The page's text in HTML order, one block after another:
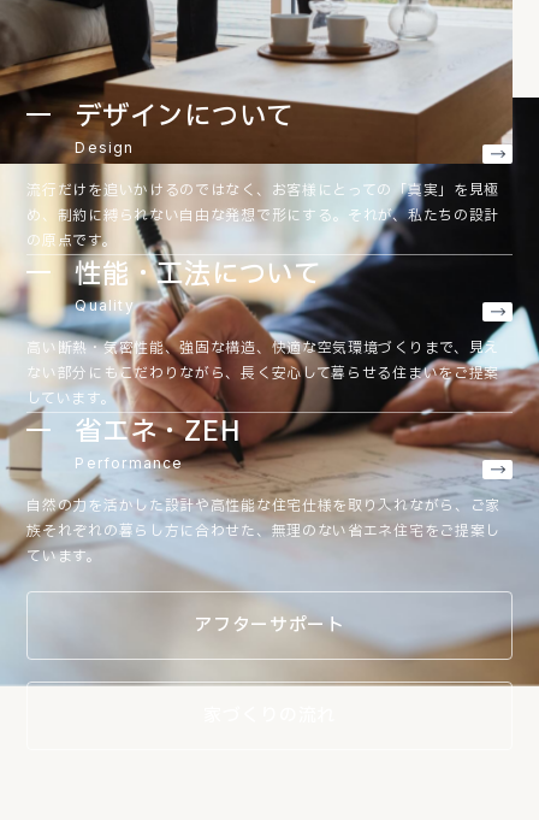
デザインについて
Design
流行だけを追いかけるのではなく、お客様にとっての「真実」を見極
め、制約に縛られない自由な発想で形にする。それが、私たちの設計
の原点です。
性能・工法について
Quality
高い断熱・気密性能、強固な構造、快適な空気環境づくりまで、見え
ない部分にもこだわりながら、長く安心して暮らせる住まいをご提案
しています。
省エネ・ZEH
Performance
自然の力を活かした設計や高性能な住宅仕様を取り入れながら、ご家
族それぞれの暮らし方に合わせた、無理のない省エネ住宅をご提案し
ています。
アフターサポート